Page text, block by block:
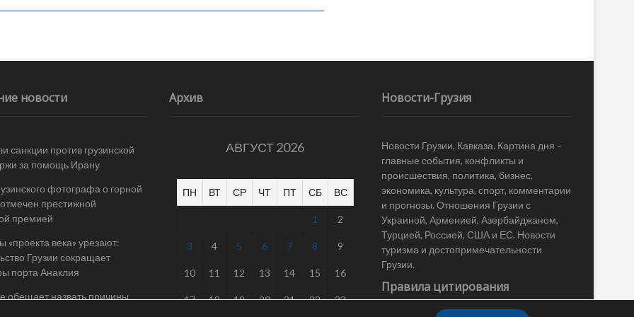
новости
санкции против грузинской
за помощь Ирану
фотографа о горной
престижной
премией
«проекта века» урезают:
Грузии сокращает
порта Анаклия
обещает назвать причины
Архив
АВГУСТ 2026
ПН ВТ СР ЧТ ПТ СБ ВС
1 2
3 4 5 6 7 8 9
10 11 12 13 14 15 16
17 18 19 20 21 22 23
Новости-Грузия
Новости Грузии, Кавказа. Картина дня –
главные события, конфликты и
происшествия, политика, бизнес,
экономика, культура, спорт, комментарии
и прогнозы. Отношения Грузии с
Украиной, Арменией, Азербайджаном,
Турцией, Россией, США и ЕС. Новости
туризма и достопримечательности
Грузии.
Правила цитирования